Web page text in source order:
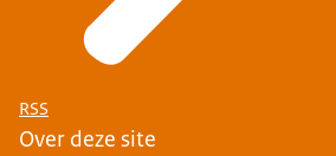
RSS
Over deze site